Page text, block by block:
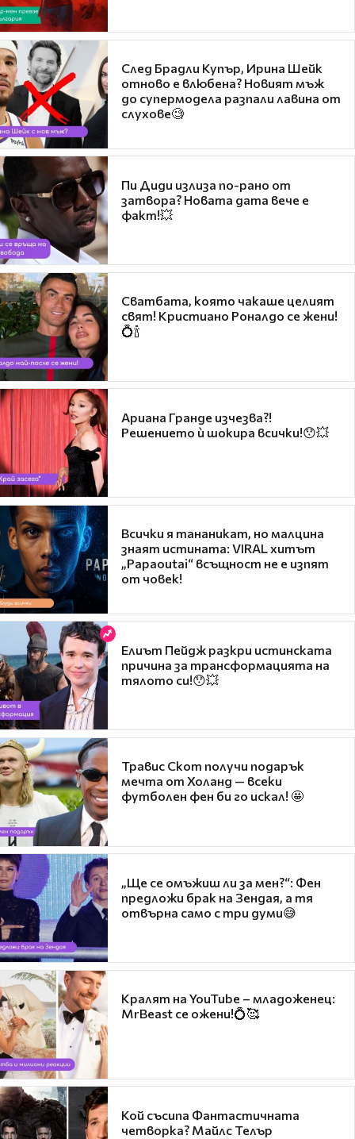
След Брадли Купър, Ирина Шейк
отново е влюбена? Новият мъж
до супермодела разпали лавина от
слухове🧐
Пи Диди излиза по-рано от
затвора? Новата дата вече е
факт!💥
Сватбата, която чакаше целият
свят! Кристиано Роналдо се жени!
💍🍾
Ариана Гранде изчезва?!
Решението ѝ шокира всички!😯💥
Всички я тананикат, но малцина
знаят истината: VIRAL хитът
„Papaoutai“ всъщност не е изпят
от човек!
Елиът Пейдж разкри истинската
причина за трансформацията на
тялото си!😯💥
Травис Скот получи подарък
мечта от Холанд — всеки
футболен фен би го искал! 🤩
„Ще се омъжиш ли за мен?“: Фен
предложи брак на Зендая, а тя
отвърна само с три думи😅
Кралят на YouTube – младоженец:
MrBeast се ожени!💍🥰
Кой съсипа Фантастичната
четворка? Майлс Телър